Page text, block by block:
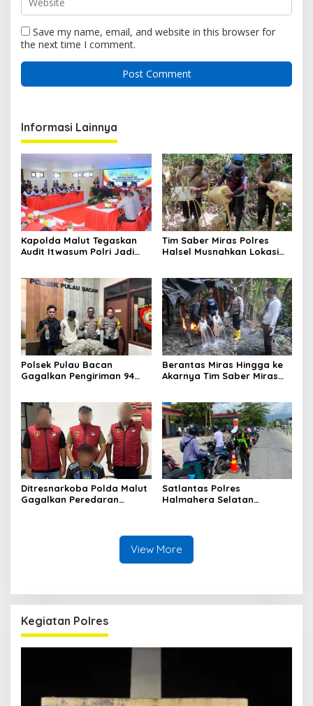
Save my name, email, and website in this browser for
the next time I comment.
Informasi Lainnya
Kapolda Malut Tegaskan
Audit Itwasum Polri Jadi
Tim Saber Miras Polres
Halsel Musnahkan Lokasi
Polsek Pulau Bacan
Gagalkan Pengiriman 94
Berantas Miras Hingga ke
Akarnya Tim Saber Miras
Tikus Aktif
Ditresnarkoba Polda Malut
Gagalkan Peredaran
Satlantas Polres
Halmahera Selatan
Edukasi Keselamatan di
Kawasan SPBU Bacan
View More
Kegiatan Polres